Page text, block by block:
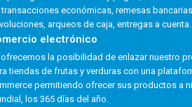
económicas, remesas
arqueos de caja, entregas a
electrónico
la posibilidad de enlazar nuestro
tiendas de frutas y verduras con una
permitiendo ofrecer sus productos a
los 365 días del año.